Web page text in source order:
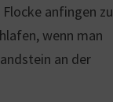
anfingen zu
wenn man
an der